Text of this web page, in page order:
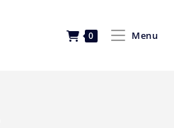
0 Menu